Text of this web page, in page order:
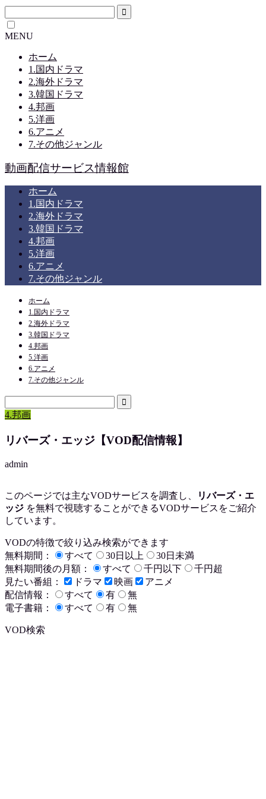
MENU
ホーム
1.国内ドラマ
2.海外ドラマ
3.韓国ドラマ
4.邦画
5.洋画
6.アニメ
7.その他ジャンル
動画配信サービス情報館
ホーム
1.国内ドラマ
2.海外ドラマ
3.韓国ドラマ
4.邦画
5.洋画
6.アニメ
7.その他ジャンル
ホーム
1.国内ドラマ
2.海外ドラマ
3.韓国ドラマ
4.邦画
5.洋画
6.アニメ
7.その他ジャンル
4.邦画
リバーズ・エッジ【VOD配信情報】
admin
このページでは主なVODサービスを調査し、
リバーズ・エ
ッジ を無料で視聴することができるVODサービスをご紹介
しています。
VODの特徴で絞り込み検索ができます
無料期間：
すべて 30日以上
30日未満
無料期間後の月額：
すべて 千円以下
千円超
見たい番組：
ドラマ 映画
アニメ
配信情報：
すべて 有
無
電子書籍：
すべて 有 無
VOD検索